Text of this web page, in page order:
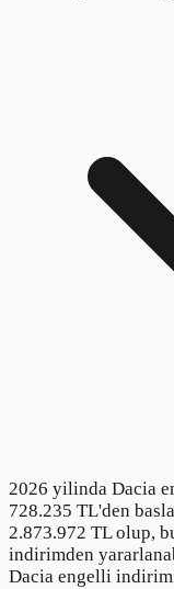
2026 yilinda Dacia
728.235 TL'den
2.873.972 TL olup,
indirimden
Dacia engelli